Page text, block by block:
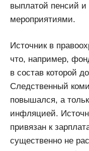
выплатой пенсий
мероприятиями.
Источник в
что, например,
в состав которой
Следственный
повышался, а
инфляцией.
привязан к
существенно не